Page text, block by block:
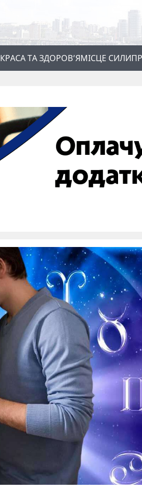
КРАСА ТА ЗДОРОВ’ЯМІСЦЕ СИЛИ